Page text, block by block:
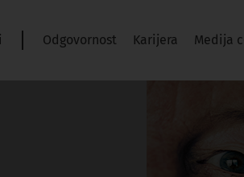
Odgovornost Karijera Medija